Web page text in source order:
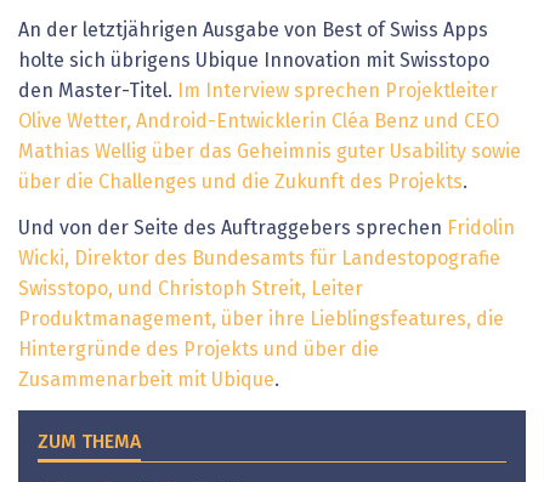
An der letztjährigen Ausgabe von Best of Swiss Apps
holte sich übrigens Ubique Innovation mit Swisstopo
den Master-Titel.
Im Interview sprechen Projektleiter
Olive Wetter, Android-Entwicklerin Cléa Benz und CEO
Mathias Wellig über das Geheimnis guter Usability sowie
über die Challenges und die Zukunft des Projekts.
Und von der Seite des Auftraggebers sprechen Fridolin
Wicki, Direktor des Bundesamts für Landestopografie
Swisstopo, und Christoph Streit, Leiter
Produktmanagement, über ihre Lieblingsfeatures, die
Hintergründe des Projekts und über die
Zusammenarbeit mit Ubique.
ZUM THEMA